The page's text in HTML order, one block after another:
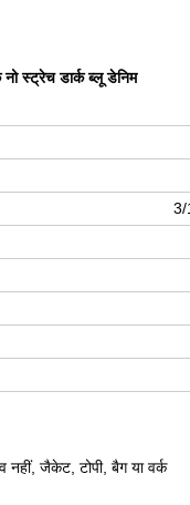
स्ट्रेच डार्क ब्लू डेनिम
3/
जैकेट, टोपी, बैग या वर्क